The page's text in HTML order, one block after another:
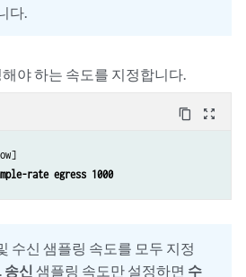
다.
야 하는 속도를 지정합니다.
content_copy zoom_out_map
rate egress 1000
수신 샘플링 속도를 모두 지정
송신 샘플링 속도만 설정하면 수